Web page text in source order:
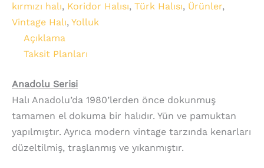
kırmızı halı, Koridor Halısı, Türk Halısı, Ürünler,
Vintage Halı, Yolluk
Açıklama
Taksit Planları
Anadolu Serisi
Halı Anadolu’da 1980’lerden önce dokunmuş
tamamen el dokuma bir halıdır. Yün ve pamuktan
yapılmıştır. Ayrıca modern vintage tarzında kenarları
düzeltilmiş, traşlanmış ve yıkanmıştır.